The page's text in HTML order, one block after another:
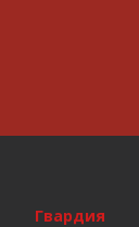
Гвардия